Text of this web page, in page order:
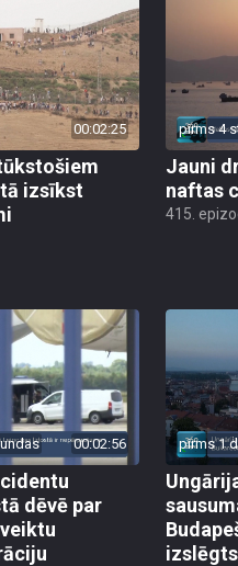
00:02:25
izsīkst
pirms 4
Jauni
naftas
415.
00:02:56
dēvē par
pirms 1